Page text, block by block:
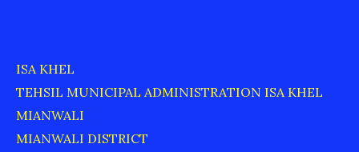
ISA KHEL
TEHSIL MUNICIPAL ADMINISTRATION ISA KHEL
MIANWALI
MIANWALI DISTRICT